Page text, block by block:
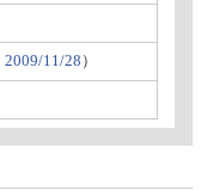
2009/11/28 ）